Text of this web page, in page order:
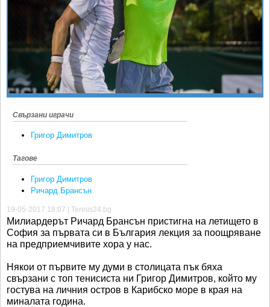
БЛОГ
ЖЪЛТО
Спорт&Фитнес
Други
Любители
Свързани играчи
Григор Димитров
Тагове
Григор Димитров
Ричард Брансън
19-05-2017 18:07 | Tennis24.bg
Милиардерът Ричард Брансън пристигна на летището в
София за първата си в България лекция за поощряване
на предприемчивите хора у нас.
Някои от първите му думи в столицата пък бяха
свързани с топ тенисиста ни Григор Димитров, който му
гостува на личния остров в Карибско море в края на
миналата година.